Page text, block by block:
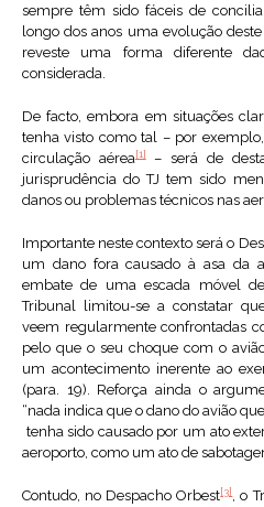
sempre têm sido fáceis de
longo dos anos uma evolução
reveste uma forma diferente
considerada.
De facto, embora em situações
tenha visto como tal – por
circulação aérea[1]– será de
jurisprudência do TJ tem sido
danos ou problemas técnicos nas
Importante neste contexto será o
um dano fora causado à asa da
embate de uma escada móvel
Tribunal limitou-se a constatar
veem regularmente confrontadas
pelo que o seu choque com o
um acontecimento inerente ao
(para. 19). Reforça ainda o
“nada indica que o dano do avião
tenha sido causado por um ato
aeroporto, como um ato de
Contudo, no Despacho Orbest[3], o